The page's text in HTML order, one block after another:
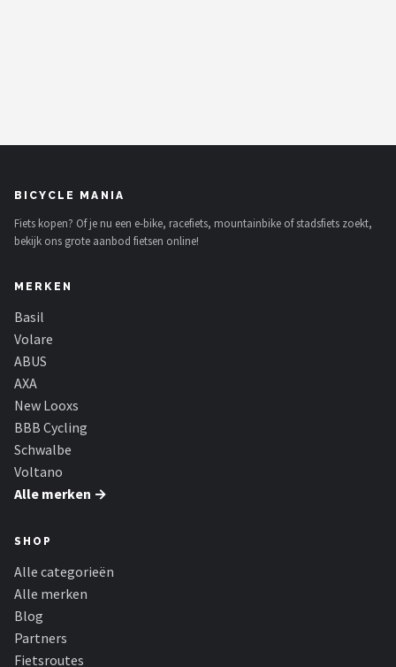
BICYCLE MANIA
Fiets kopen? Of je nu een e-bike, racefiets, mountainbike of stadsfiets zoekt,
bekijk ons grote aanbod fietsen online!
MERKEN
Basil
Volare
ABUS
AXA
New Looxs
BBB Cycling
Schwalbe
Voltano
Alle merken →
SHOP
Alle categorieën
Alle merken
Blog
Partners
Fietsroutes